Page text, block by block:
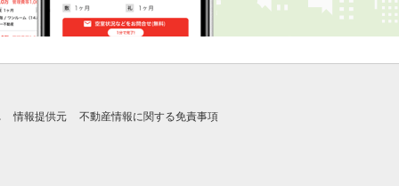
情報提供元 不動産情報に関する免責事項